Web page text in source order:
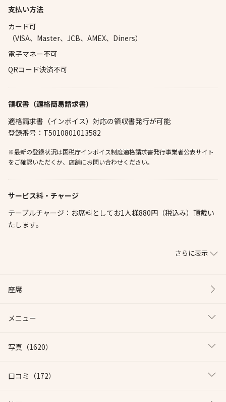
支払い方法
カード可
（VISA、Master、JCB、AMEX、Diners）
電子マネー不可
QRコード決済不可
領収書（適格簡易請求書）
適格請求書（インボイス）対応の領収書発行が可能
登録番号：T5010801013582
※最新の登録状況は国税庁インボイス制度適格請求書発行事業者公表サイト
をご確認いただくか、店舗にお問い合わせください。
サービス料・チャージ
テーブルチャージ：お席料としてお1人様880円（税込み）頂戴い
たします。
さらに表示
座席
メニュー
写真 （1620）
口コミ （172）